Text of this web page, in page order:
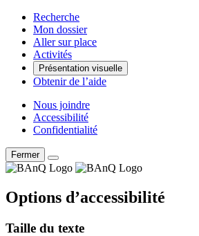
Recherche
Mon dossier
Aller sur place
Activités
Présentation visuelle
Obtenir de l’aide
Nous joindre
Accessibilité
Confidentialité
Fermer
Options d’accessibilité
Taille du texte